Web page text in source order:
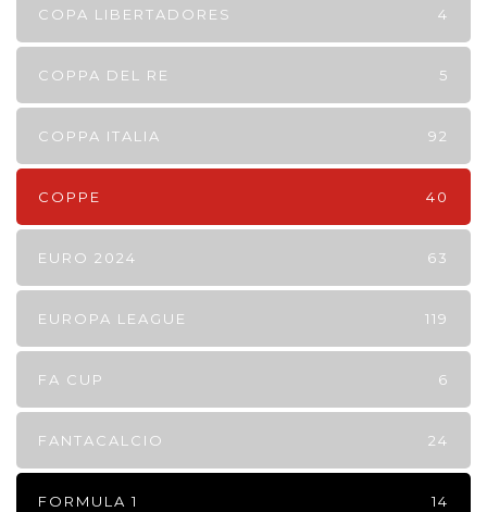
COPA LIBERTADORES 4
COPPA DEL RE 5
COPPA ITALIA 92
COPPE 40
EURO 2024 63
EUROPA LEAGUE 119
FA CUP 6
FANTACALCIO 24
FORMULA 1 14